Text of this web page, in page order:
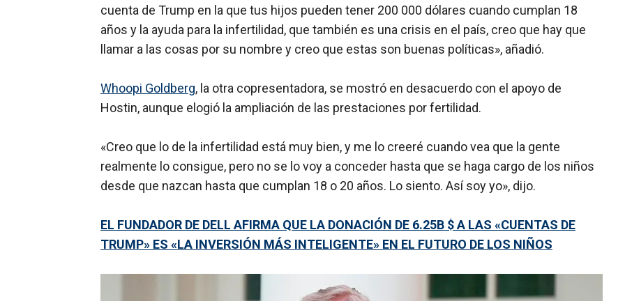
cuenta de Trump en la que tus hijos pueden tener 200 000 dólares cuando cumplan 18
años y la ayuda para la infertilidad, que también es una crisis en el país, creo que hay que
llamar a las cosas por su nombre y creo que estas son buenas políticas», añadió.
Whoopi Goldberg, la otra copresentadora, se mostró en desacuerdo con el apoyo de
Hostin, aunque elogió la ampliación de las prestaciones por fertilidad.
«Creo que lo de la infertilidad está muy bien, y me lo creeré cuando vea que la gente
realmente lo consigue, pero no se lo voy a conceder hasta que se haga cargo de los niños
desde que nazcan hasta que cumplan 18 o 20 años. Lo siento. Así soy yo», dijo.
EL FUNDADOR DE DELL AFIRMA QUE LA DONACIÓN DE 6.25B $ A LAS «CUENTAS DE
TRUMP» ES «LA INVERSIÓN MÁS INTELIGENTE» EN EL FUTURO DE LOS NIÑOS